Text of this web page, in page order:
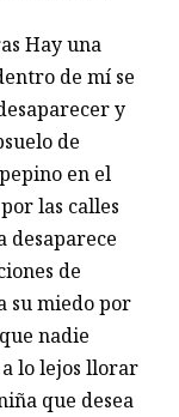
Hay una
de mí se
y
de
en el
las calles
desaparece
de
su miedo por
nadie
lo lejos llorar
que desea